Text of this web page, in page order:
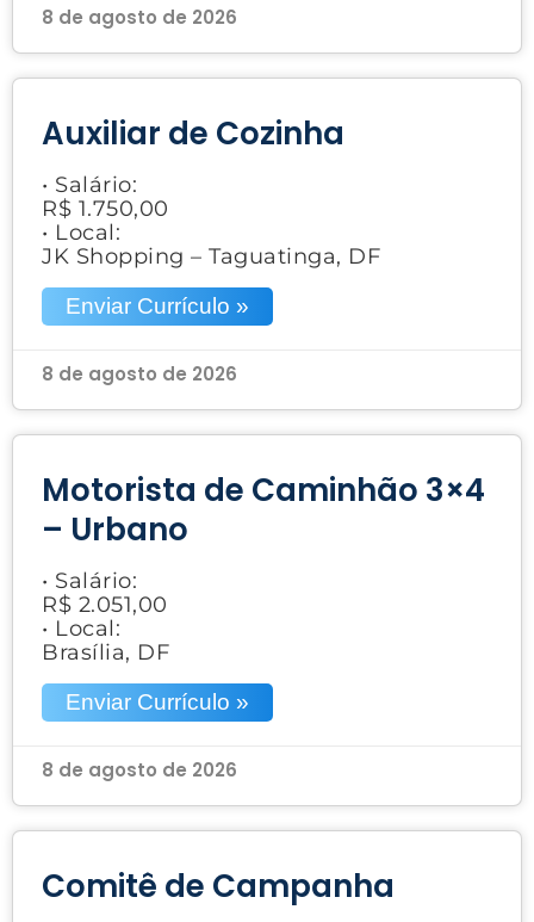
8 de agosto de 2026
Auxiliar de Cozinha
• Salário:
R$ 1.750,00
• Local:
JK Shopping – Taguatinga, DF
Enviar Currículo »
8 de agosto de 2026
Motorista de Caminhão 3×4
– Urbano
• Salário:
R$ 2.051,00
• Local:
Brasília, DF
Enviar Currículo »
8 de agosto de 2026
Comitê de Campanha